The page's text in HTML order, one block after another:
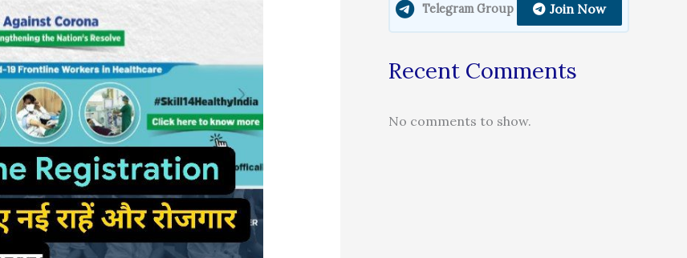
Telegram Group Join Now
Recent Comments
No comments to show.